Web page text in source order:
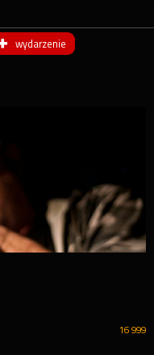
wydarzenie
16 999